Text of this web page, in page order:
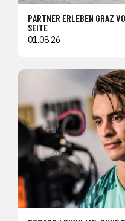
PARTNER ERLEBEN GRAZ
SEITE
01.08.26